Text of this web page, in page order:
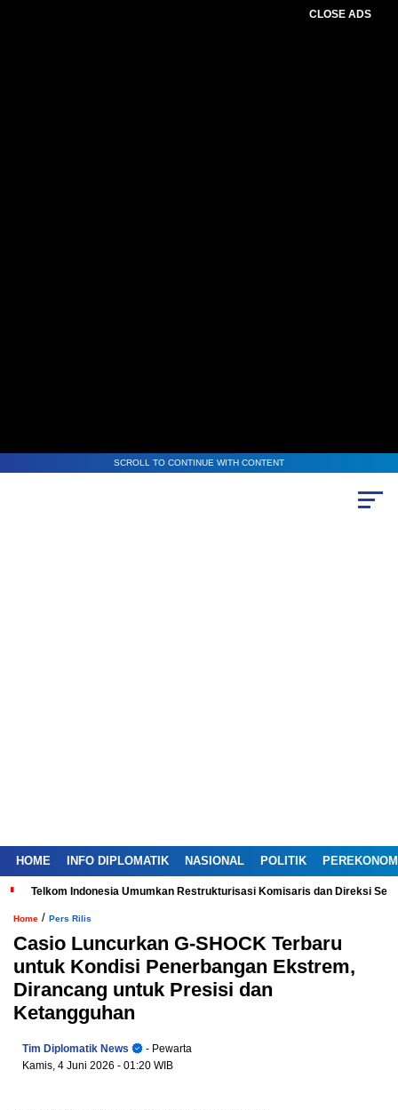
CLOSE ADS
SCROLL TO CONTINUE WITH CONTENT
HOME INFO DIPLOMATIK NASIONAL POLITIK
Telkom Indonesia Umumkan Restrukturisasi Komisaris dan Direksi
Home / Pers Rilis
Casio Luncurkan G-SHOCK Terbaru
untuk Kondisi Penerbangan Ekstrem,
Dirancang untuk Presisi dan
Ketangguhan
Tim Diplomatik News
- Pewarta
Kamis, 4 Juni 2026 - 01:20 WIB